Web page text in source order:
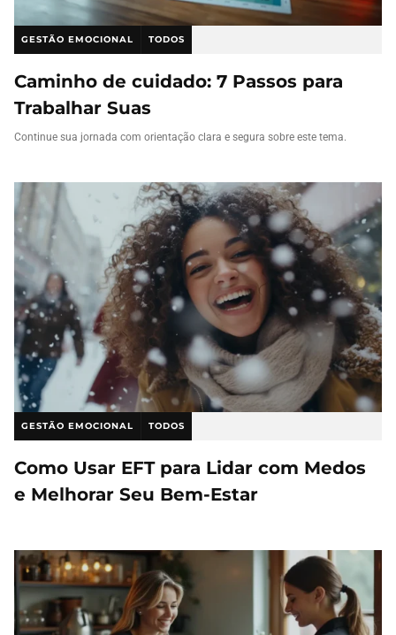
GESTÃO EMOCIONAL TODOS
Caminho de cuidado: 7 Passos para
Trabalhar Suas
Continue sua jornada com orientação clara e segura sobre este tema.
GESTÃO EMOCIONAL TODOS
Como Usar EFT para Lidar com Medos
e Melhorar Seu Bem-Estar